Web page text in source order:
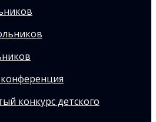
конкурс детского